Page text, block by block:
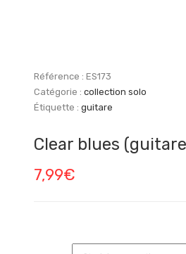
Référence : ES173
Catégorie : collection solo
Étiquette : guitare
Clear blues
7,99€